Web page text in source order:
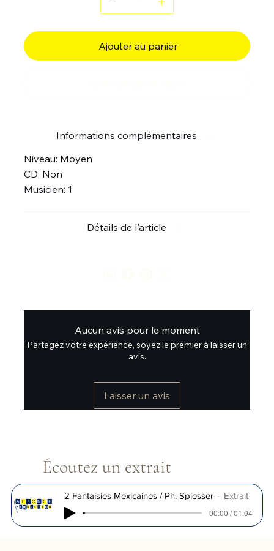
Ajouter au panier
Informations complémentaires
Niveau: Moyen
CD: Non
Musicien: 1
Détails de l'article
Aucun avis pour le moment
Partagez votre expérience, soyez le premier à laisser un
avis.
Laisser un avis
Écoutez un extrait
2 Fantaisies Mexicaines / Ph. Spiesser
Extrait
00:00 / 01:04